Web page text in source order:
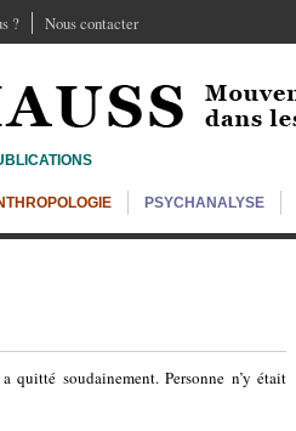
? Nous contacter
PSYCHANALYSE
soudainement. Personne n’y était